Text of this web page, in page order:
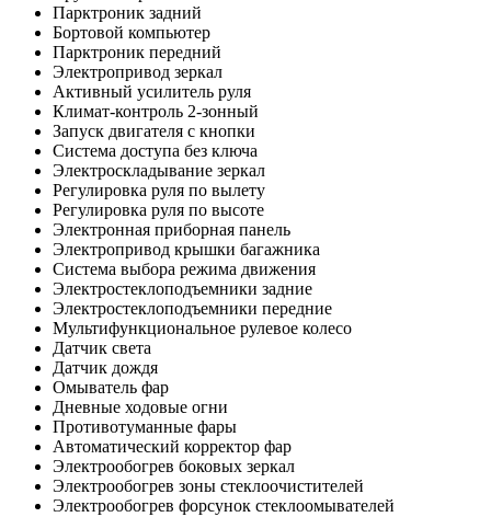
Парктроник задний
Бортовой компьютер
Парктроник передний
Электропривод зеркал
Активный усилитель руля
Климат-контроль 2-зонный
Запуск двигателя с кнопки
Система доступа без ключа
Электроскладывание зеркал
Регулировка руля по вылету
Регулировка руля по высоте
Электронная приборная панель
Электропривод крышки багажника
Система выбора режима движения
Электростеклоподъемники задние
Электростеклоподъемники передние
Мультифункциональное рулевое колесо
Датчик света
Датчик дождя
Омыватель фар
Дневные ходовые огни
Противотуманные фары
Автоматический корректор фар
Электрообогрев боковых зеркал
Электрообогрев зоны стеклоочистителей
Электрообогрев форсунок стеклоомывателей